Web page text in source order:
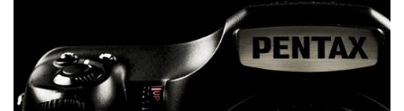
Szoftver
Firmware